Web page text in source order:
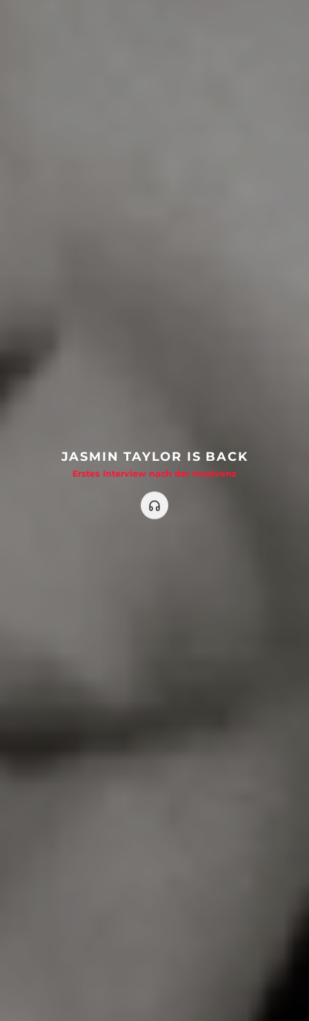
JASMIN TAYLOR IS BACK
Erstes Interview nach der Insolvenz